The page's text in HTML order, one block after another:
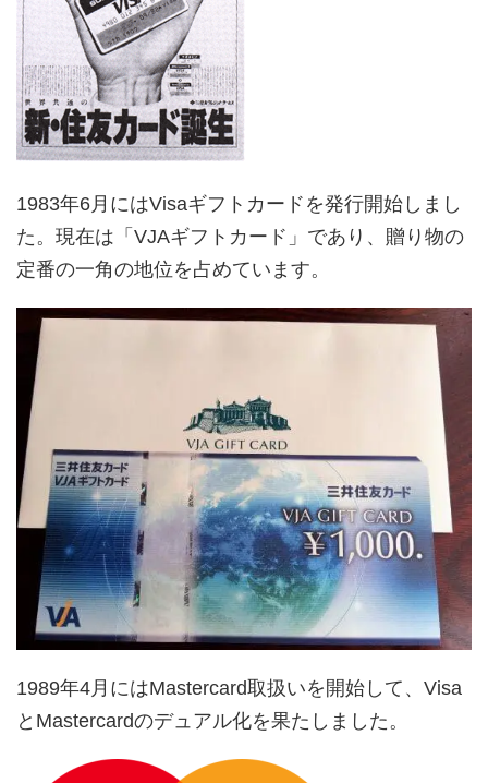
1983年6月にはVisaギフトカードを発行開始しまし
た。現在は「VJAギフトカード」であり、贈り物の
定番の一角の地位を占めています。
1989年4月にはMastercard取扱いを開始して、Visa
とMastercardのデュアル化を果たしました。